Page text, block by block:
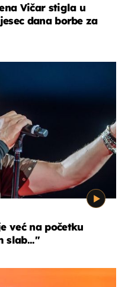
Vičar stigla u
dana borbe za
već na početku
slab..."